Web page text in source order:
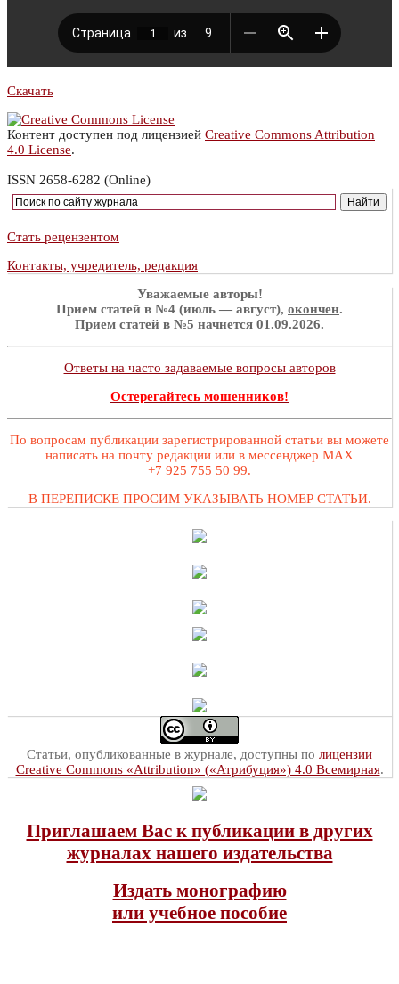
Скачать
Контент доступен под лицензией Creative Commons Attribution
4.0 License.
ISSN 2658-6282 (Online)
Стать рецензентом
Контакты, учредитель, редакция
Уважаемые авторы!
Прием статей в №4 (июль — август), окончен.
Прием статей в №5 начнется 01.09.2026.
Ответы на часто задаваемые вопросы авторов
Остерегайтесь мошенников!
По вопросам публикации зарегистрированной статьи вы можете
написать на почту редакции или в мессенджер MAX
+7 925 755 50 99.
В ПЕРЕПИСКЕ ПРОСИМ УКАЗЫВАТЬ НОМЕР СТАТЬИ.
Статьи, опубликованные в журнале, доступны по лицензии
Creative Commons «Attribution» («Атрибуция») 4.0 Всемирная.
Приглашаем Вас к публикации в других
журналах нашего издательства
Издать монографию
или учебное пособие